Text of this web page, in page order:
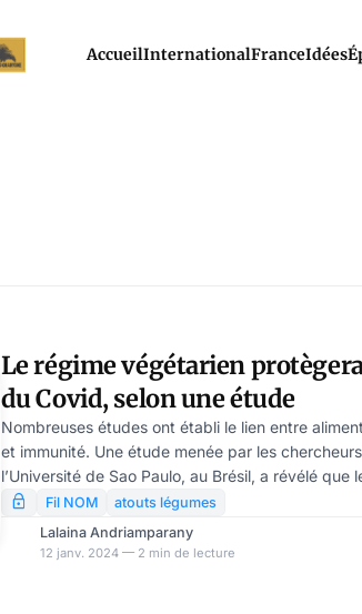
AccueilInternationalFranceIdées
Le régime végétarien
du Covid, selon une étude
Nombreuses études ont établi le lien entre
et immunité. Une étude menée par les
l’Université de Sao Paulo, au Brésil, a révélé que
suivi d’un régime végétarien pourrait réduire
considérablement le risque de contracter le
Fil NOM
atouts légumes
Lalaina Andriamparany
12 janv. 2024 — 2 min de lecture